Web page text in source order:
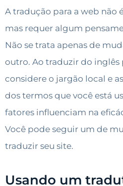
A tradução para a web não
mas requer algum
Não se trata apenas de
outro. Ao traduzir do inglês
considere o jargão local e
dos termos que você está
fatores influenciam na
Você pode seguir um de
traduzir seu site.
Usando um